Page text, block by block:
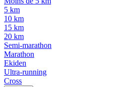
5 km
10 km
15 km
20 km
Semi-marathon
Marathon
Ekiden
Ultra-running
Cross